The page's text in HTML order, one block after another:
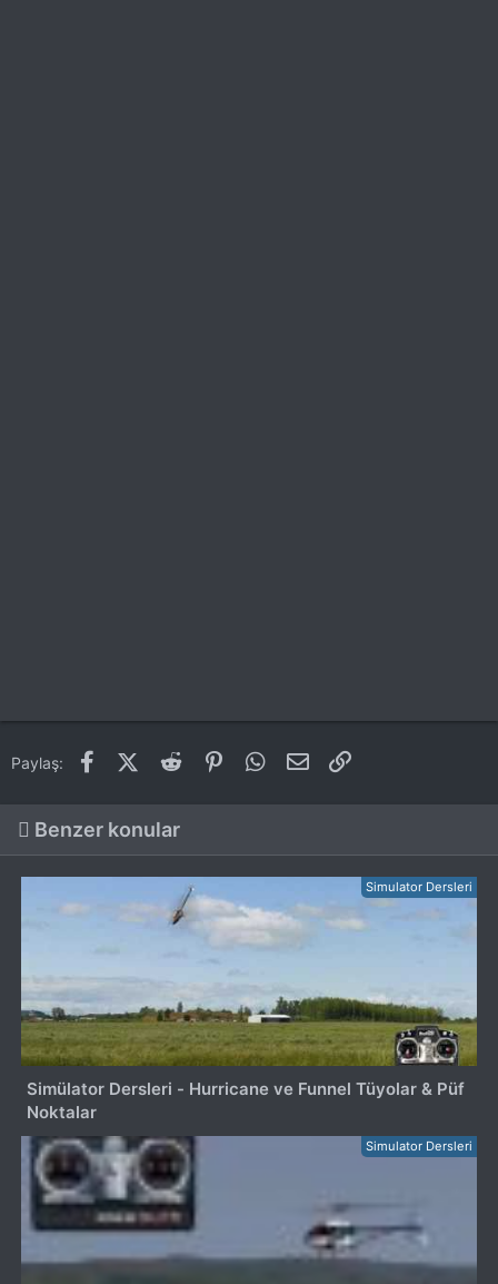
Paylaş: FacebookX (Twitter)
Reddit PinterestWhatsApp
E-posta
Benzer konular
Simulator Dersleri
Simülator Dersleri - Hurricane ve Funnel Tüyolar & Püf
Noktalar
Simulator Dersleri